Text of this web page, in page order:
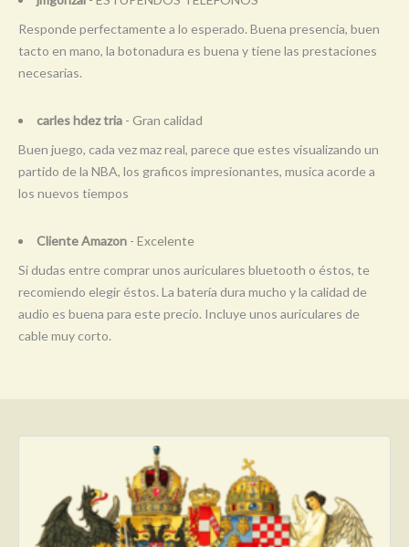
Responde perfectamente a lo esperado. Buena presencia, buen
tacto en mano, la botonadura es buena y tiene las prestaciones
necesarias.
carles hdez tria - Gran calidad
Buen juego, cada vez maz real, parece que estes visualizando un
partido de la NBA, los graficos impresionantes, musica acorde a
los nuevos tiempos
Cliente Amazon - Excelente
Si dudas entre comprar unos auriculares bluetooth o éstos, te
recomiendo elegir éstos. La batería dura mucho y la calidad de
audio es buena para este precio. Incluye unos auriculares de
cable muy corto.